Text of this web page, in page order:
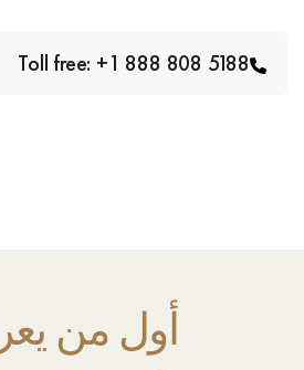
Toll free: +1 888 808 5188
أول من